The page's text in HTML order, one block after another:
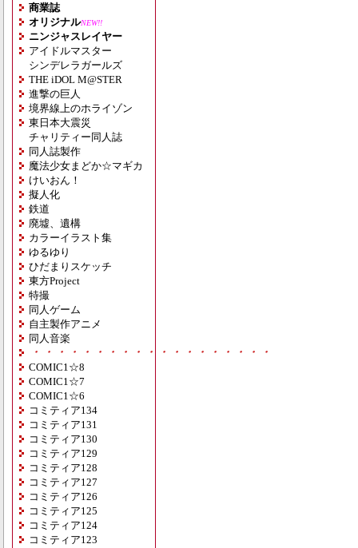
商業誌
オリジナルNEW!!
ニンジャスレイヤー
アイドルマスター
シンデレラガールズ
THE iDOL M@STER
進撃の巨人
境界線上のホライゾン
東日本大震災
チャリティー同人誌
同人誌製作
魔法少女まどか☆マギカ
けいおん！
擬人化
鉄道
廃墟、遺構
カラーイラスト集
ゆるゆり
ひだまりスケッチ
東方Project
特撮
同人ゲーム
自主製作アニメ
同人音楽
・・・・・・・・・・・・・・・・・・・
COMIC1☆8
COMIC1☆7
COMIC1☆6
コミティア134
コミティア131
コミティア130
コミティア129
コミティア128
コミティア127
コミティア126
コミティア125
コミティア124
コミティア123